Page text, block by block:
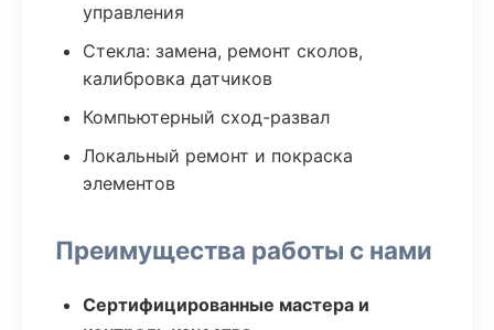
управления
Стекла: замена, ремонт сколов,
калибровка датчиков
Компьютерный сход-развал
Локальный ремонт и покраска
элементов
Преимущества работы с нами
Сертифицированные мастера и